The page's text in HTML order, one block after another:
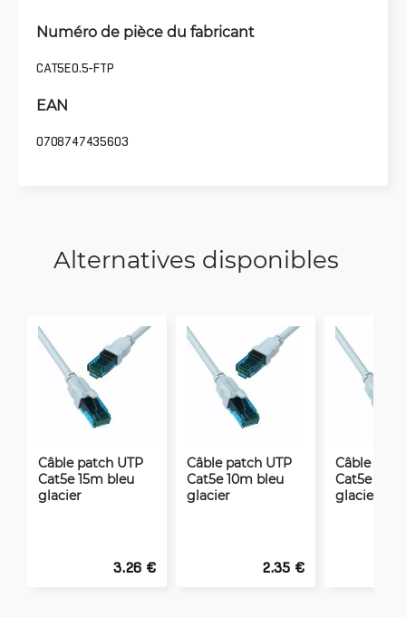
Numéro de pièce du fabricant
CAT5E0.5-FTP
EAN
0708747435603
Alternatives disponibles
Câble patch UTP
Cat5e 15m bleu
glacier
3.26 €
Câble patch UTP
Cat5e 10m bleu
glacier
2.35 €
Câble
Cat5e
glacier